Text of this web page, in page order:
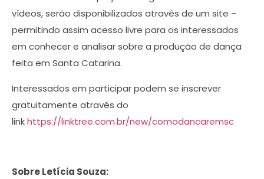
vídeos, serão disponibilizados através de um site –
permitindo assim acesso livre para os interessados
em conhecer e analisar sobre a produção de dança
feita em Santa Catarina.
Interessados em participar podem se inscrever
gratuitamente através do
linkhttps://linktree.com.br/new/comodancaremsc
Sobre Letícia Souza: